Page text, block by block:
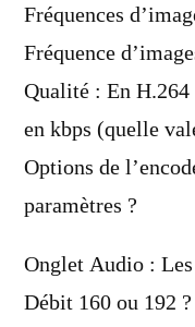
Fréquences
Fréquence
Qualité : En
en kbps (quelle
Options de
paramètres ?
Onglet Audio :
Débit 160 ou 192